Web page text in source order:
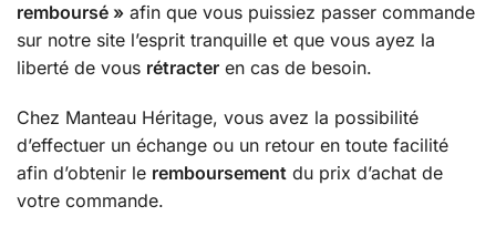
remboursé » afin que vous puissiez passer commande
sur notre site l’esprit tranquille et que vous ayez la
liberté de vous rétracter en cas de besoin.
Chez Manteau Héritage, vous avez la possibilité
d’effectuer un échange ou un retour en toute facilité
afin d’obtenir le remboursement du prix d’achat de
votre commande.